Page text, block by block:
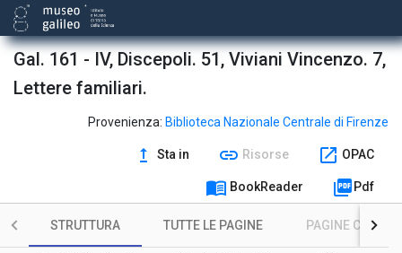
Gal. 161 - IV, Discepoli. 51, Viviani Vincenzo. 7,
Lettere familiari.
Provenienza: Biblioteca Nazionale Centrale di Firenze
upgrade Sta in link Risorse open_in_new OPAC
menu_book BookReader picture_as_pdf Pdf
STRUTTURA TUTTE LE PAGINE PAGINE CON
Lapi Michelangelo a Viviani Vincenzo, 11 luglio 1654.
Serni Pompeo a Viviani Vincenzo, 11 luglio 1654.
Rucellai Orazio a Viviani Vincenzo, 10 agosto 1654.
Combi & La Nou (casa editrice) a Viviani Vincenzo, 21
dicembre 1654.